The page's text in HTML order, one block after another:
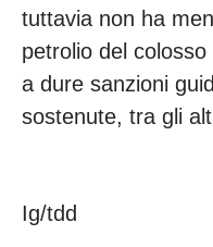
tuttavia non ha
petrolio del
a dure sanzioni
sostenute, tra gli
Ig/tdd